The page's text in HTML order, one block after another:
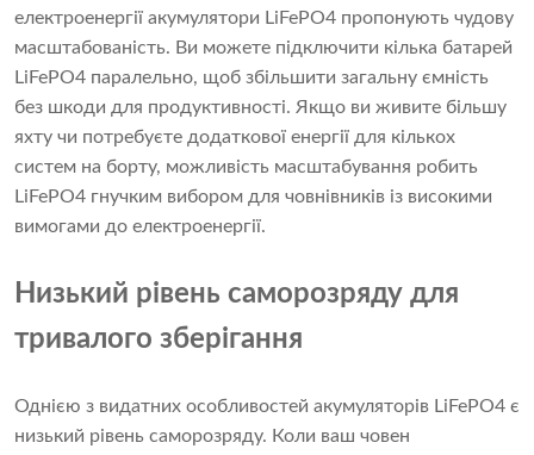
електроенергії акумулятори LiFePO4 пропонують чудову
масштабованість. Ви можете підключити кілька батарей
LiFePO4 паралельно, щоб збільшити загальну ємність
без шкоди для продуктивності. Якщо ви живите більшу
яхту чи потребуєте додаткової енергії для кількох
систем на борту, можливість масштабування робить
LiFePO4 гнучким вибором для човнівників із високими
вимогами до електроенергії.
Низький рівень саморозряду для
тривалого зберігання
Однією з видатних особливостей акумуляторів LiFePO4 є
низький рівень саморозряду. Коли ваш човен